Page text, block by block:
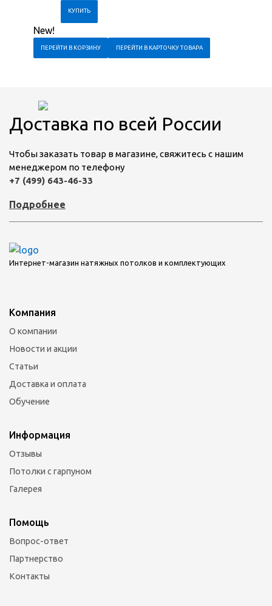
New!
ПЕРЕЙТИ В КОРЗИНУ ПЕРЕЙТИ В КАРТОЧКУ ТОВАРА
Доставка по всей России
Чтобы заказать товар в магазине, свяжитесь с нашим
менеджером по телефону
+7 (499) 643-46-33
Подробнее
Интернет-магазин натяжных потолков и комплектующих
Компания
О компании
Новости и акции
Статьи
Доставка и оплата
Обучение
Информация
Отзывы
Потолки с гарпуном
Галерея
Помощь
Вопрос-ответ
Партнерство
Контакты